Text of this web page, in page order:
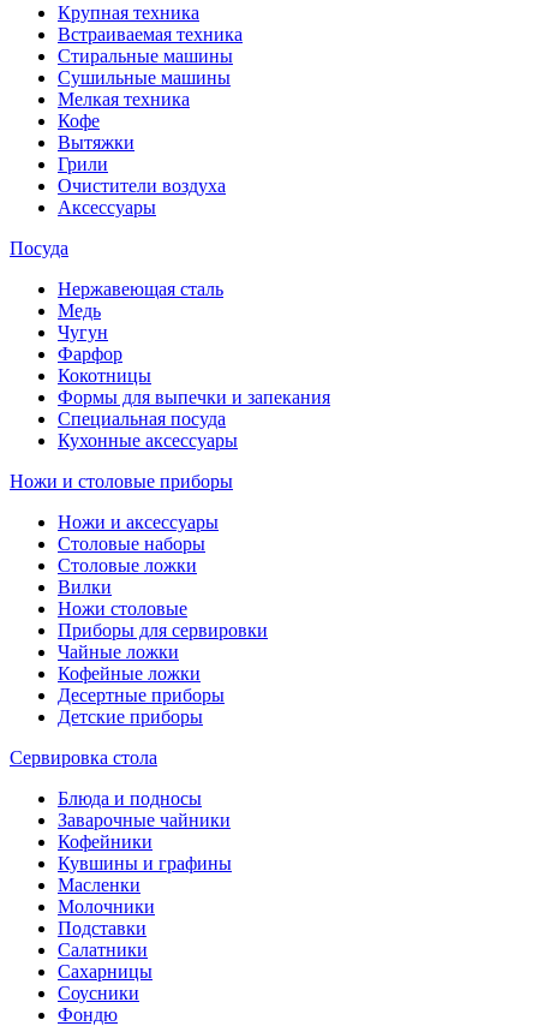
Крупная техника
Встраиваемая техника
Стиральные машины
Сушильные машины
Мелкая техника
Кофе
Вытяжки
Грили
Очистители воздуха
Аксессуары
Посуда
Нержавеющая сталь
Медь
Чугун
Фарфор
Кокотницы
Формы для выпечки и запекания
Специальная посуда
Кухонные аксессуары
Ножи и столовые приборы
Ножи и аксессуары
Столовые наборы
Столовые ложки
Вилки
Ножи столовые
Приборы для сервировки
Чайные ложки
Кофейные ложки
Десертные приборы
Детские приборы
Сервировка стола
Блюда и подносы
Заварочные чайники
Кофейники
Кувшины и графины
Масленки
Молочники
Подставки
Салатники
Сахарницы
Соусники
Фондю